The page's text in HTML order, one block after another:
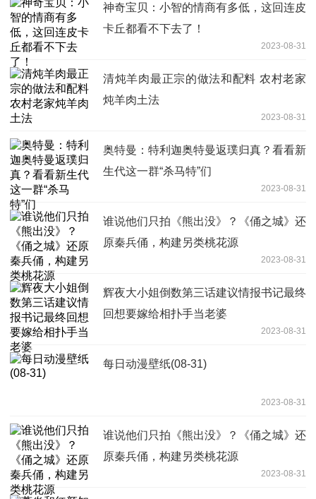
神奇宝贝：小智的情商有多低，这回连皮
卡丘都看不下去了！
2023-08-31
清炖羊肉最正宗的做法和配料 农村老家
炖羊肉土法
2023-08-31
奥特曼：特利迦奥特曼返璞归真？看看新
生代这一群“杀马特”们
2023-08-31
谁说他们只拍《熊出没》？《俑之城》还
原秦兵俑，构建另类桃花源
2023-08-31
辉夜大小姐倒数第三话建议情报书记最终
回想要嫁给相扑手当老婆
2023-08-31
每日动漫壁纸(08-31)
2023-08-31
谁说他们只拍《熊出没》？《俑之城》还
原秦兵俑，构建另类桃花源
2023-08-31